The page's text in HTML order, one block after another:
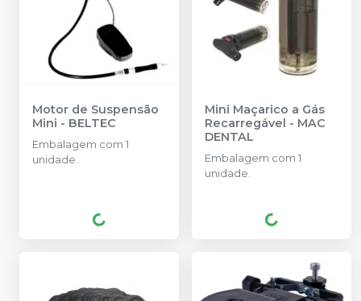
Motor de Suspensão
Mini - BELTEC
Embalagem com 1
unidade.
Mini Maçarico a Gás
Recarregável - MAC
DENTAL
Embalagem com 1
unidade.